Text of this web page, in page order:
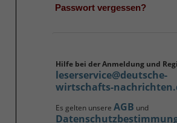
Passwort vergessen?
Hilfe bei der Anmeldung und
leserservice@deutsche-
wirtschafts-
Es gelten unsere AGB und